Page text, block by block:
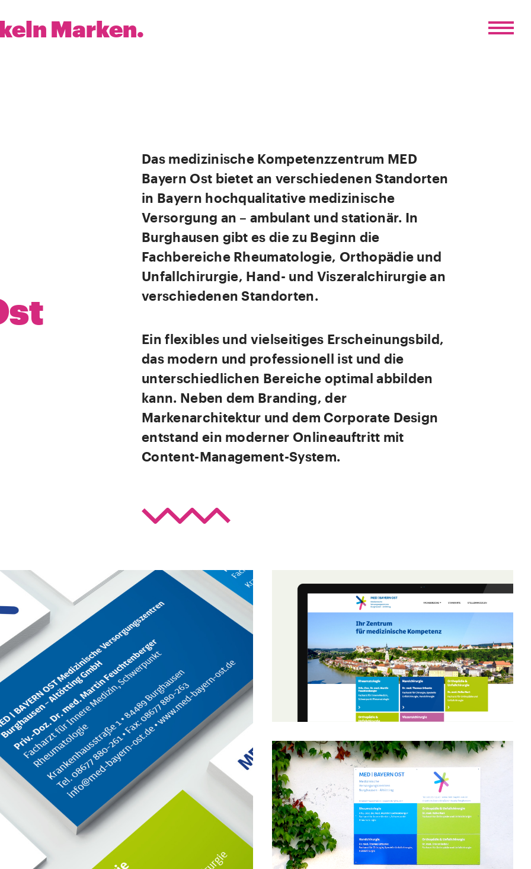
Marken.
Das medizinische Kompetenzzentrum MED
Bayern Ost bietet an verschiedenen Standorten
in Bayern hochqualitative medizinische
Versorgung an – ambulant und stationär. In
Burghausen gibt es die zu Beginn die
Fachbereiche Rheumatologie, Orthopädie und
Unfallchirurgie, Hand- und Viszeralchirurgie an
verschiedenen Standorten.
Ein flexibles und vielseitiges Erscheinungsbild,
das modern und professionell ist und die
unterschiedlichen Bereiche optimal abbilden
kann. Neben dem Branding, der
Markenarchitektur und dem Corporate Design
entstand ein moderner Onlineauftritt mit
Content-Management-System.